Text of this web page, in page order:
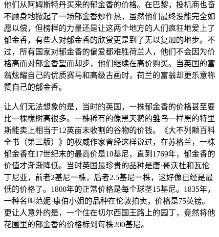
他们从阿姆斯特丹买来的郁金香的价格。在巴黎，投机商也奋
不顾身地掀起了一场郁金香炒作热，虽然他们最终没能完全如
愿以偿，但榜样的力量还是让这两个地方的人们疯狂地爱上了
郁金香，有些人对郁金香的欣赏更是到了无以复加的地步。不
过，所有国家对郁金香的偏爱都难胜荷兰人，他们不会因为价
格高而对郁金香望而却步，他们继续在高价购买。当英国的富
翁炫耀自己的优质赛马和高级古画时，荷兰的富翁却更乐意称
赞自己的郁金香。
让人们无法想象的是，当时的英国，一株郁金香的价格甚至要
比一棵橡树高很多。一株稀有的像黑天鹅的雏鸟一样黑的特里
斯能卖上相当于12英亩未收割的谷物的价钱。《大不列颠百科
全书（第三版）》的权威作家曾经这样说过，在苏格兰，一株
郁金香在17世纪末的最高价是10基尼，直到1769年，郁金香的
价值才渐渐降低。当时英国最珍贵的品种是唐·哥沃杜和瓦伦
丁尼亚，前者2基尼一株，后者2.5基尼一株，这好像已经是最
低的价格了。1800年的正常价格是每个球茎15基尼。1835年，
一种名叫范妮·康伯小姐的品种在伦敦拍卖，价格是75英镑。
更让人意外的是，一个住在切尔西国王路上的园丁，竟然将他
花圃里的郁金香的价格标到每株200基尼。